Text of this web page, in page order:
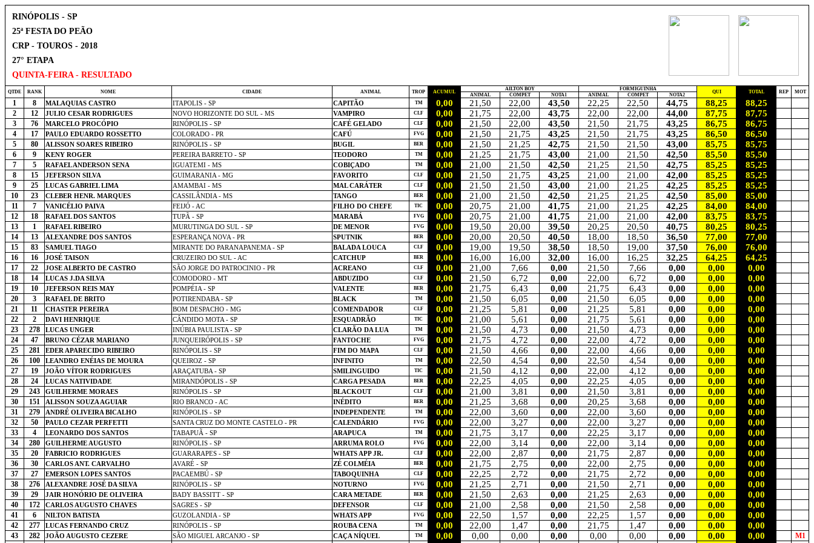
RINÓPOLIS - SP
25ª FESTA DO PEÃO
CRP - TOUROS - 2018
27° ETAPA
QUINTA-FEIRA - RESULTADO
QTDE RANK NOME CIDADE ANIMAL TROP ACUMUL
AÍLTON BOY FORMIGUINHA
QUI TOTAL REP MOT
ANIMAL COMPET NOTA1 ANIMAL COMPET NOTA2
1 8 MALAQUIAS CASTRO ITAPOLIS - SP CAPITÃO TM 0,00 21,50 22,00 43,50 22,25 22,50 44,75 88,25 88,25
2 12 JULIO CESAR RODRIGUES NOVO HORIZONTE DO SUL - MS VAMPIRO CLF 0,00 21,75 22,00 43,75 22,00 22,00 44,00 87,75 87,75
3 76 MARCELO PROCÓPIO RINÓPOLIS - SP CAFÉ GELADO CLF 0,00 21,50 22,00 43,50 21,50 21,75 43,25 86,75 86,75
4 17 PAULO EDUARDO ROSSETTO COLORADO - PR CAFÚ FVG 0,00 21,50 21,75 43,25 21,50 21,75 43,25 86,50 86,50
5 80 ALISSON SOARES RIBEIRO RINÓPOLIS - SP BUGIL BER 0,00 21,50 21,25 42,75 21,50 21,50 43,00 85,75 85,75
6 9 KENY ROGER PEREIRA BARRETO - SP TEODORO TM 0,00 21,25 21,75 43,00 21,00 21,50 42,50 85,50 85,50
7 5 RAFAEL ANDERSON SENA IGUATEMI - MS COBIÇADO TM 0,00 21,00 21,50 42,50 21,25 21,50 42,75 85,25 85,25
8 15 JEFERSON SILVA GUIMARANIA - MG FAVORITO CLF 0,00 21,50 21,75 43,25 21,00 21,00 42,00 85,25 85,25
9 25 LUCAS GABRIEL LIMA AMAMBAI - MS MAL CARÁTER CLF 0,00 21,50 21,50 43,00 21,00 21,25 42,25 85,25 85,25
10 23 CLEBER HENR. MARQUES CASSILÂNDIA - MS TANGO BER 0,00 21,00 21,50 42,50 21,25 21,25 42,50 85,00 85,00
11 7 VANICÉLIO PAIVA FEIJÓ - AC FILHO DO CHEFE TIC 0,00 20,75 21,00 41,75 21,00 21,25 42,25 84,00 84,00
12 18 RAFAEL DOS SANTOS TUPÃ - SP MARABÁ FVG 0,00 20,75 21,00 41,75 21,00 21,00 42,00 83,75 83,75
13 1 RAFAEL RIBEIRO MURUTINGA DO SUL - SP DE MENOR FVG 0,00 19,50 20,00 39,50 20,25 20,50 40,75 80,25 80,25
14 13 ALEXANDRE DOS SANTOS ESPERANÇA NOVA - PR SPUTNIK BER 0,00 20,00 20,50 40,50 18,00 18,50 36,50 77,00 77,00
15 83 SAMUEL TIAGO MIRANTE DO PARANAPANEMA - SP BALADA LOUCA CLF 0,00 19,00 19,50 38,50 18,50 19,00 37,50 76,00 76,00
16 16 JOSÉ TAISON CRUZEIRO DO SUL - AC CATCHUP BER 0,00 16,00 16,00 32,00 16,00 16,25 32,25 64,25 64,25
17 22 JOSE ALBERTO DE CASTRO SÃO JORGE DO PATROCINIO - PR ACREANO CLF 0,00 21,00 7,66 0,00 21,50 7,66 0,00 0,00 0,00
18 14 LUCAS J.DA SILVA COMODORO - MT ABDUZIDO CLF 0,00 21,50 6,72 0,00 22,00 6,72 0,00 0,00 0,00
19 10 JEFERSON REIS MAY POMPÉIA - SP VALENTE BER 0,00 21,75 6,43 0,00 21,75 6,43 0,00 0,00 0,00
20 3 RAFAEL DE BRITO POTIRENDABA - SP BLACK TM 0,00 21,50 6,05 0,00 21,50 6,05 0,00 0,00 0,00
21 11 CHASTER PEREIRA BOM DESPACHO - MG COMENDADOR CLF 0,00 21,25 5,81 0,00 21,25 5,81 0,00 0,00 0,00
22 2 DAVI HENRIQUE CÂNDIDO MOTA - SP ESQUADRÃO TIC 0,00 21,00 5,61 0,00 21,75 5,61 0,00 0,00 0,00
23 278 LUCAS UNGER INÚBIA PAULISTA - SP CLARÃO DA LUA TM 0,00 21,50 4,73 0,00 21,50 4,73 0,00 0,00 0,00
24 47 BRUNO CÉZAR MARIANO JUNQUEIRÓPOLIS - SP FANTOCHE FVG 0,00 21,75 4,72 0,00 22,00 4,72 0,00 0,00 0,00
25 281 EDER APARECIDO RIBEIRO RINÓPOLIS - SP FIM DO MAPA CLF 0,00 21,50 4,66 0,00 22,00 4,66 0,00 0,00 0,00
26 100 LEANDRO ENÉIAS DE MOURA QUEIROZ - SP INFINITO TM 0,00 22,50 4,54 0,00 22,50 4,54 0,00 0,00 0,00
27 19 JOÃO VÍTOR RODRIGUES ARAÇATUBA - SP SMILINGUIDO TIC 0,00 21,50 4,12 0,00 22,00 4,12 0,00 0,00 0,00
28 24 LUCAS NATIVIDADE MIRANDÓPOLIS - SP CARGA PESADA BER 0,00 22,25 4,05 0,00 22,25 4,05 0,00 0,00 0,00
29 243 GUILHERME MORAES RINÓPOLIS - SP BLACKOUT CLF 0,00 21,00 3,81 0,00 21,50 3,81 0,00 0,00 0,00
30 151 ALISSON SOUZA AGUIAR RIO BRANCO - AC INÉDITO BER 0,00 21,25 3,68 0,00 20,25 3,68 0,00 0,00 0,00
31 279 ANDRÉ OLIVEIRA BICALHO RINÓPOLIS - SP INDEPENDENTE TM 0,00 22,00 3,60 0,00 22,00 3,60 0,00 0,00 0,00
32 50 PAULO CEZAR PERFETTI SANTA CRUZ DO MONTE CASTELO - PR CALENDÁRIO FVG 0,00 22,00 3,27 0,00 22,00 3,27 0,00 0,00 0,00
33 4 LEONARDO DOS SANTOS TABAPUÃ - SP ARAPUCA TM 0,00 21,75 3,17 0,00 22,25 3,17 0,00 0,00 0,00
34 280 GUILHERME AUGUSTO RINÓPOLIS - SP ARRUMA ROLO FVG 0,00 22,00 3,14 0,00 22,00 3,14 0,00 0,00 0,00
35 20 FABRICIO RODRIGUES GUARARAPES - SP WHATS APP JR. CLF 0,00 22,00 2,87 0,00 21,75 2,87 0,00 0,00 0,00
36 30 CARLOS ANT. CARVALHO AVARÉ - SP ZÉ COLMÉIA BER 0,00 21,75 2,75 0,00 22,00 2,75 0,00 0,00 0,00
37 27 EMERSON LOPES SANTOS PACAEMBÚ - SP TABOQUINHA CLF 0,00 22,25 2,72 0,00 21,75 2,72 0,00 0,00 0,00
38 276 ALEXANDRE JOSÉ DA SILVA RINÓPOLIS - SP NOTURNO FVG 0,00 21,25 2,71 0,00 21,50 2,71 0,00 0,00 0,00
39 29 JAIR HONÓRIO DE OLIVEIRA BADY BASSITT - SP CARA METADE BER 0,00 21,50 2,63 0,00 21,25 2,63 0,00 0,00 0,00
40 172 CARLOS AUGUSTO CHAVES SAGRES - SP DEFENSOR CLF 0,00 21,00 2,58 0,00 21,50 2,58 0,00 0,00 0,00
41 6 NILTON BATISTA GUZOLANDIA - SP WHATS APP FVG 0,00 22,50 1,57 0,00 22,25 1,57 0,00 0,00 0,00
42 277 LUCAS FERNANDO CRUZ RINÓPOLIS - SP ROUBA CENA TM 0,00 22,00 1,47 0,00 21,75 1,47 0,00 0,00 0,00
43 282 JOÃO AUGUSTO CEZERE SÃO MIGUEL ARCANJO - SP CAÇA NÍQUEL TM 0,00 0,00 0,00 0,00 0,00 0,00 0,00 0,00 0,00
M1